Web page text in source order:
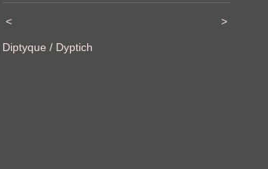
< >
Diptyque / Dyptich